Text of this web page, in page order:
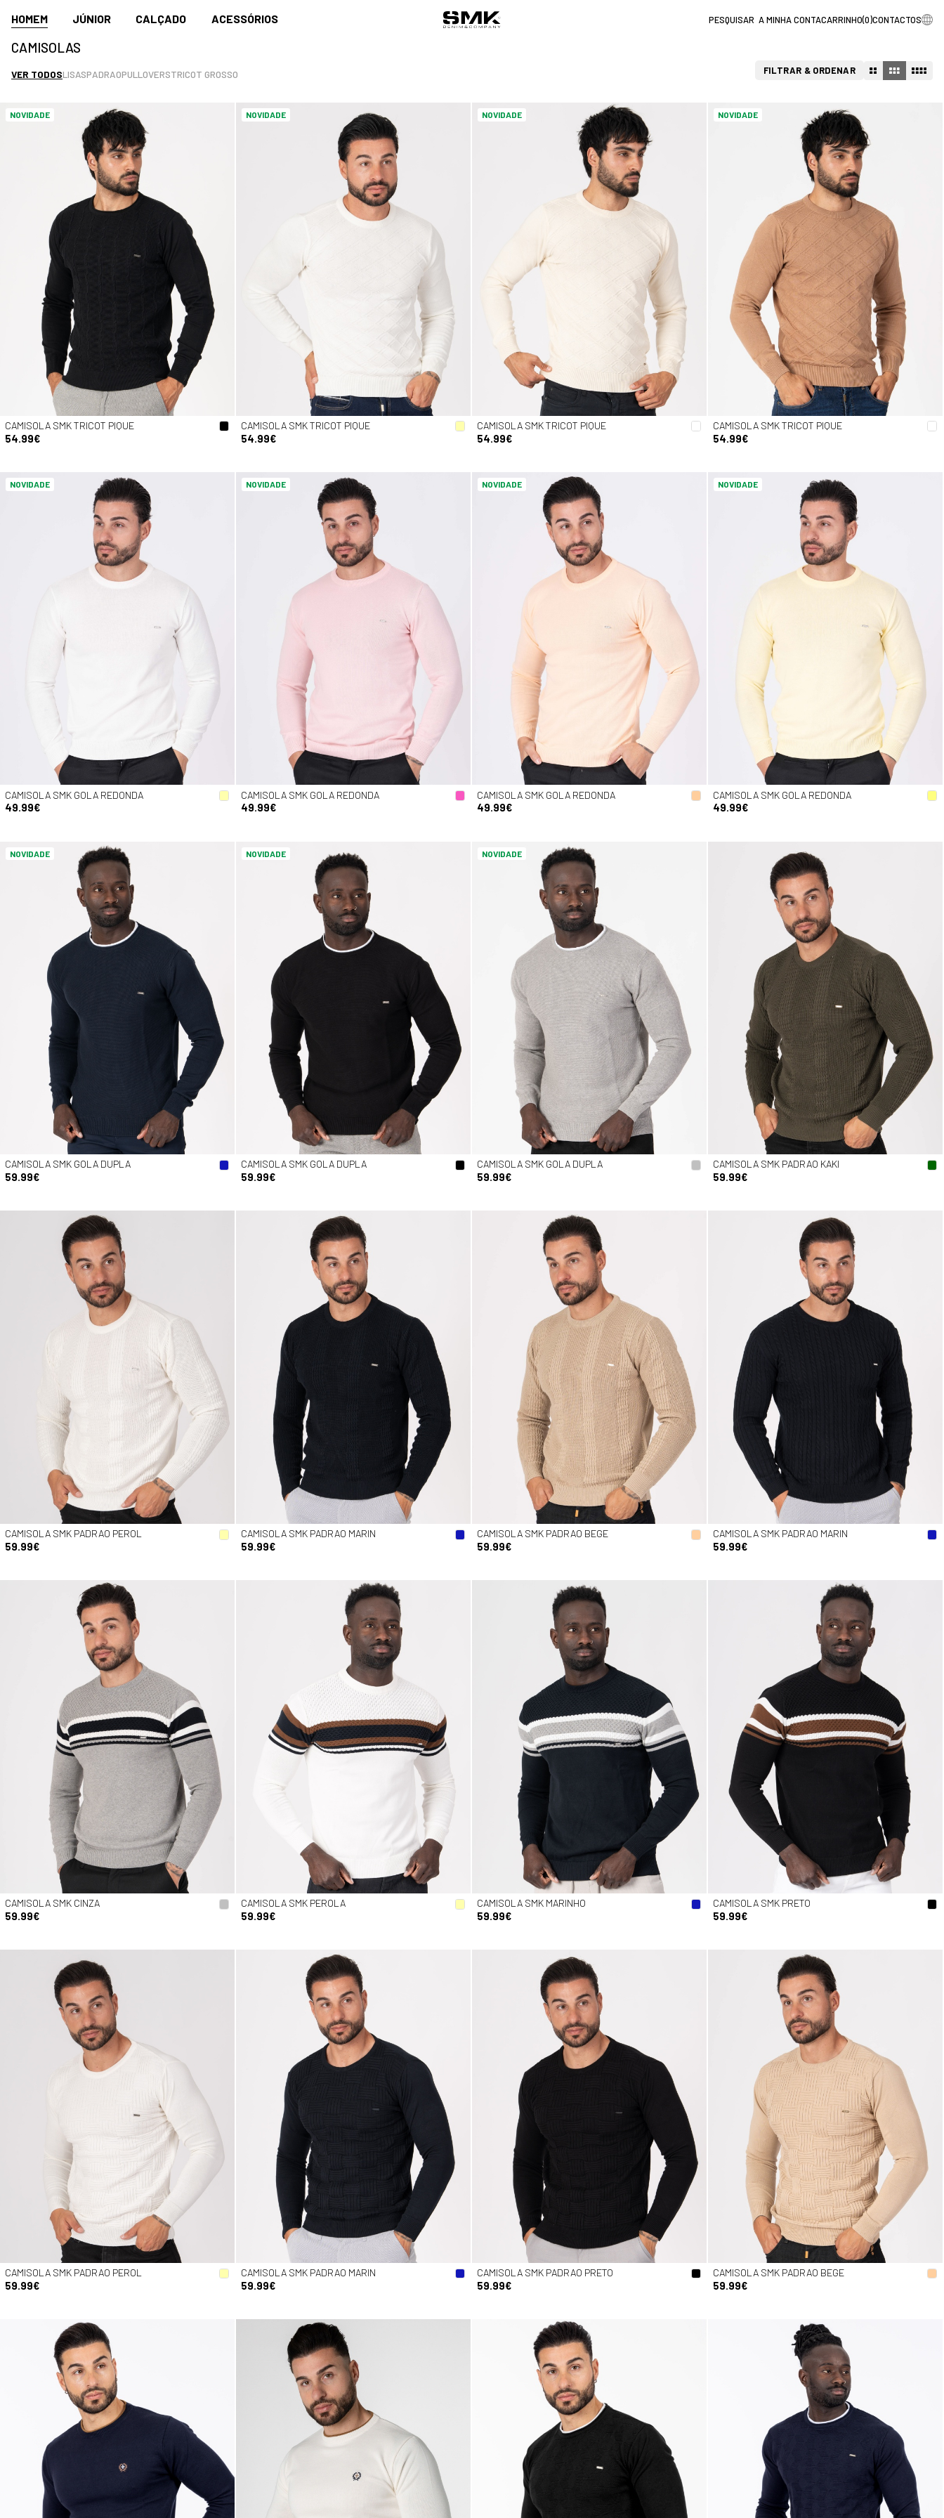
HOMEM JÚNIOR CALÇADO ACESSÓRIOS A MINHA CONTACARRINHO(0)CONTACTOS
CAMISOLAS
VER TODOSLISASPADRAOPULLOVERSTRICOT GROSSO FILTRAR & ORDENAR
NOVIDADE
CAMISOLA SMK TRICOT PIQUE
54.99€
NOVIDADE
CAMISOLA SMK TRICOT PIQUE
54.99€
NOVIDADE
CAMISOLA SMK TRICOT PIQUE
54.99€
NOVIDADE
CAMISOLA SMK TRICOT PIQUE
54.99€
NOVIDADE
CAMISOLA SMK GOLA REDONDA
49.99€
NOVIDADE
CAMISOLA SMK GOLA REDONDA
49.99€
NOVIDADE
CAMISOLA SMK GOLA REDONDA
49.99€
NOVIDADE
CAMISOLA SMK GOLA REDONDA
49.99€
NOVIDADE
CAMISOLA SMK GOLA DUPLA
59.99€
NOVIDADE
CAMISOLA SMK GOLA DUPLA
59.99€
NOVIDADE
CAMISOLA SMK GOLA DUPLA
59.99€
CAMISOLA SMK PADRAO KAKI
59.99€
CAMISOLA SMK PADRAO PEROL
59.99€
CAMISOLA SMK PADRAO MARIN
59.99€
CAMISOLA SMK PADRAO BEGE
59.99€
CAMISOLA SMK PADRAO MARIN
59.99€
CAMISOLA SMK CINZA
59.99€
CAMISOLA SMK PEROLA
59.99€
CAMISOLA SMK MARINHO
59.99€
CAMISOLA SMK PRETO
59.99€
CAMISOLA SMK PADRAO PEROL
59.99€
CAMISOLA SMK PADRAO MARIN
59.99€
CAMISOLA SMK PADRAO PRETO
59.99€
CAMISOLA SMK PADRAO BEGE
59.99€